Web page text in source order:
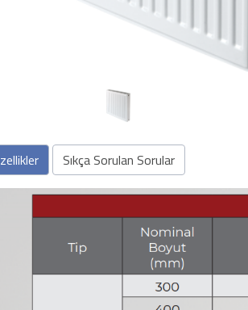
Sıkça Sorulan Sorular